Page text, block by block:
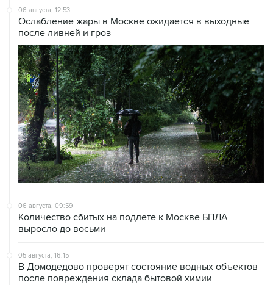
06 августа, 12:53
Ослабление жары в Москве ожидается в выходные
после ливней и гроз
06 августа, 09:59
Количество сбитых на подлете к Москве БПЛА
выросло до восьми
05 августа, 16:15
В Домодедово проверят состояние водных объектов
после повреждения склада бытовой химии